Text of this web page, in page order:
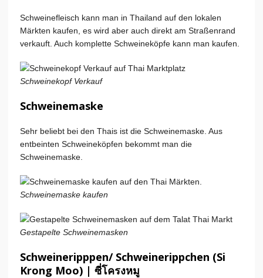
Schweinefleisch kann man in Thailand auf den lokalen
Märkten kaufen, es wird aber auch direkt am Straßenrand
verkauft. Auch komplette Schweineköpfe kann man kaufen.
Schweinekopf Verkauf
Schweinemaske
Sehr beliebt bei den Thais ist die Schweinemaske. Aus
entbeinten Schweineköpfen bekommt man die
Schweinemaske.
Schweinemaske kaufen
Gestapelte Schweinemasken
Schweineripppen/ Schweinerippchen (Si
Krong Moo) | ซี่โครงหมู